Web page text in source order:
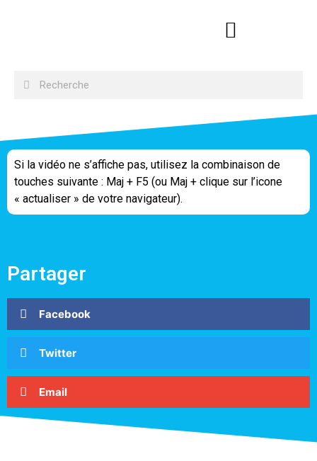
Si la vidéo ne s’affiche pas, utilisez la combinaison de
touches suivante : Maj + F5 (ou Maj + clique sur l’icone
« actualiser » de votre navigateur).
Partager
Facebook
Twitter
Email